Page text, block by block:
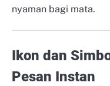
nyaman bagi mata.
Ikon dan
Pesan Instan